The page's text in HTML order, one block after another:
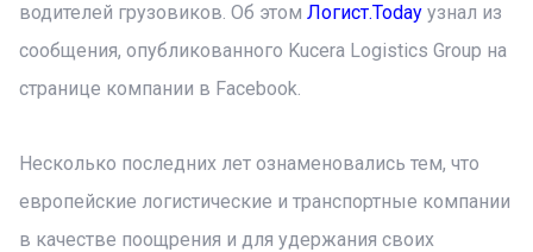
водителей грузовиков. Об этом Логист.Today узнал из
сообщения, опубликованного Kucera Logistics Group на
странице компании в Facebook.
Несколько последних лет ознаменовались тем, что
европейские логистические и транспортные компании
в качестве поощрения и для удержания своих